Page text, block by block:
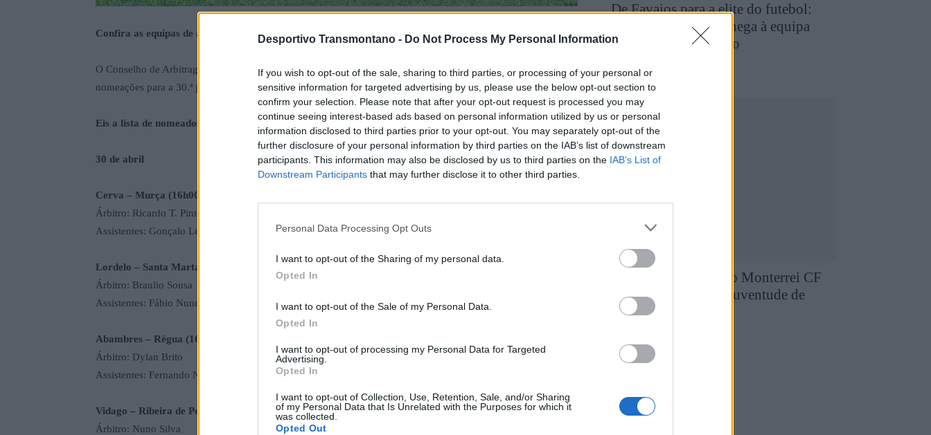
Desportivo Transmontano - Do Not Process My Personal Information
If you wish to opt-out of the sale, sharing to third parties, or processing of your personal or
sensitive information for targeted advertising by us, please use the below opt-out section to
confirm your selection. Please note that after your opt-out request is processed you may
continue seeing interest-based ads based on personal information utilized by us or personal
information disclosed to third parties prior to your opt-out. You may separately opt-out of the
further disclosure of your personal information by third parties on the IAB’s list of downstream
participants. This information may also be disclosed by us to third parties on the IAB’s List of
Downstream Participants that may further disclose it to other third parties.
Personal Data Processing Opt Outs
I want to opt-out of the Sharing of my personal data.
Opted In
I want to opt-out of the Sale of my Personal Data.
Opted In
I want to opt-out of processing my Personal Data for Targeted
Advertising.
Opted In
I want to opt-out of Collection, Use, Retention, Sale, and/or Sharing
of my Personal Data that Is Unrelated with the Purposes for which it
was collected.
Opted Out
Confira as equipas de arbitragem que vão estar nos jogos da 30.ª jornada.
O Conselho de Arbitragem da Associação de Futebol de Vila Real (AFVR) anunciou esta sexta-feira as
nomeações para a 30.ª jornada da Divisão de Honra, a disputar nos dias 30 de abril e 01 de Maio.
Eis a lista de nomeados:
30 de abril
Cerva – Murça (16h00)
Árbitro: Ricardo T. Pinto
Assistentes: Gonçalo Leite e Mauro Henriques
Lordelo – Santa Marta (16h00)
Árbitro: Braulio Sousa
Assistentes: Fábio Nunes e Paulo Fonseca
Abambres – Régua (16h00)
Árbitro: Dylan Brito
Assistentes: Fernando Nunes e João Balsa
Vidago – Ribeira de Pena (16h00)
Árbitro: Nuno Silva
De Favaios para a elite do futebol:
Guilherme Chaves chega à equipa
principal do FC Porto
Bruno Silva reforça o Monterrei CF
após três épocas no Juventude de
Pedras Salgadas